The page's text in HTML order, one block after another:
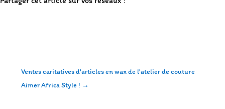
Ventes caritatives d'articles en wax de l'atelier de couture
Aimer Africa Style ! →